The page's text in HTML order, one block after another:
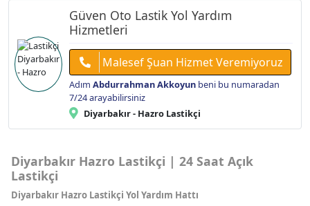
Güven Oto Lastik Yol Yardım
Hizmetleri
Malesef Şuan Hizmet Veremiyoruz
Adım Abdurrahman Akkoyun beni bu numaradan
7/24 arayabilirsiniz
Diyarbakır - Hazro Lastikçi
Diyarbakır Hazro Lastikçi | 24 Saat Açık
Lastikçi
Diyarbakır Hazro Lastikçi Yol Yardım Hattı